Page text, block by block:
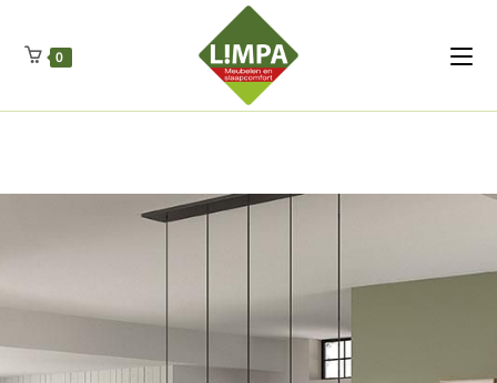
Regenschut
Drueckerpro
Fettsauren Dekemax Kapselmed
Luftkuhlen Zauberfan Netzfenste Insektensc
0